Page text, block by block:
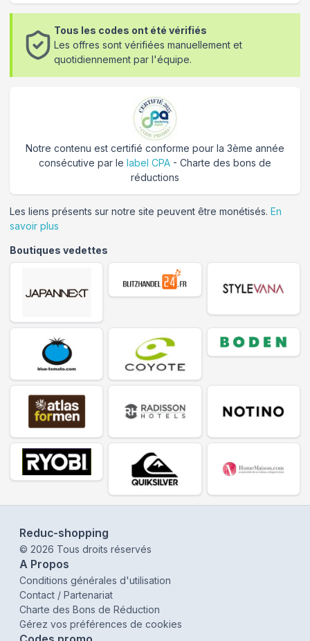
Tous les codes ont été vérifiés
Les offres sont vérifiées manuellement et
quotidiennement par l'équipe.
Notre contenu est certifié conforme pour la 3ème année
consécutive par le label CPA - Charte des bons de
réductions
Les liens présents sur notre site peuvent être monétisés. En
savoir plus
Boutiques vedettes
Reduc-shopping
© 2026 Tous droits réservés
A Propos
Conditions générales d'utilisation
Contact / Partenariat
Charte des Bons de Réduction
Gérez vos préférences de cookies